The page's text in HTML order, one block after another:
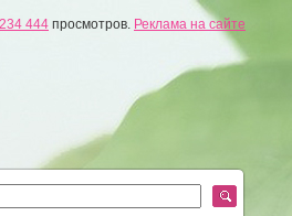
234 444 просмотров. Реклама на сайте